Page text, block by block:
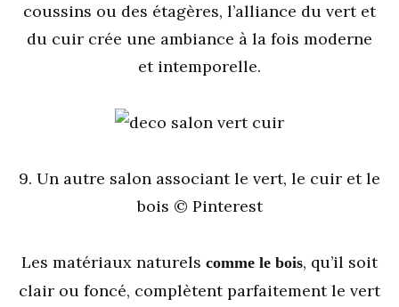
coussins ou des étagères, l’alliance du vert et
du cuir crée une ambiance à la fois moderne
et intemporelle.
9. Un autre salon associant le vert, le cuir et le
bois © Pinterest
Les matériaux naturels comme le bois, qu’il soit
clair ou foncé, complètent parfaitement le vert